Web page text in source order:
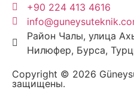
+90 224 413 4616
Район Чалы, улица
Нилюфер, Бурса,
Copyright © 2026
защищены.